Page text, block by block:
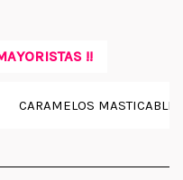
!!
CARAMELOS MASTICABLES